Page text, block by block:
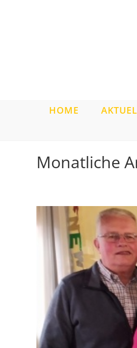
HOME
Monatliche